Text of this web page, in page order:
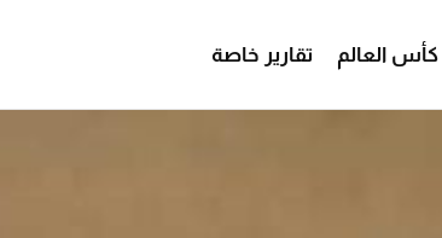
كأس العالم تقارير خاصة